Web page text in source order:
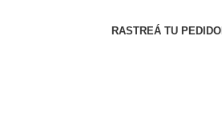
RASTREÁ TU PEDIDO